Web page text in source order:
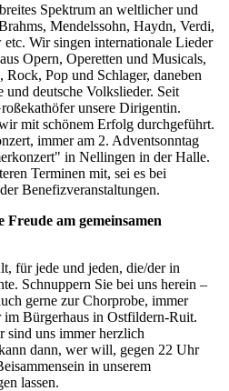
Spektrum an weltlicher und
Mendelssohn, Haydn, Verdi,
Wir singen internationale Lieder
Opern, Operetten und Musicals,
Rock, Pop und Schlager, daneben
und deutsche Volkslieder. Seit
unsere Dirigentin.
mit schönem Erfolg durchgeführt.
immer am 2. Adventsonntag
in Nellingen in der Halle.
Terminen mit, sei es bei
Benefizveranstaltungen.
Freude am gemeinsamen
für jede und jeden, die/der in
Schnuppern Sie bei uns herein –
gerne zur Chorprobe, immer
im Bürgerhaus in Ostfildern-Ruit.
sind uns immer herzlich
dann, wer will, gegen 22 Uhr
in unserem
lassen.